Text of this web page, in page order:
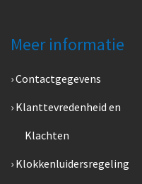
Meer informatie
Contactgegevens
Klanttevredenheid en
Klachten
Klokkenluidersregeling